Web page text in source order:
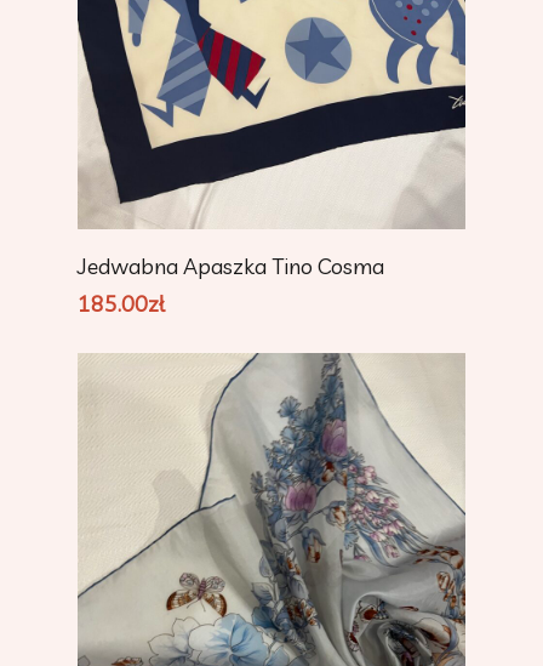
Add To Cart
Jedwabna Apaszka Tino Cosma
185.00zł